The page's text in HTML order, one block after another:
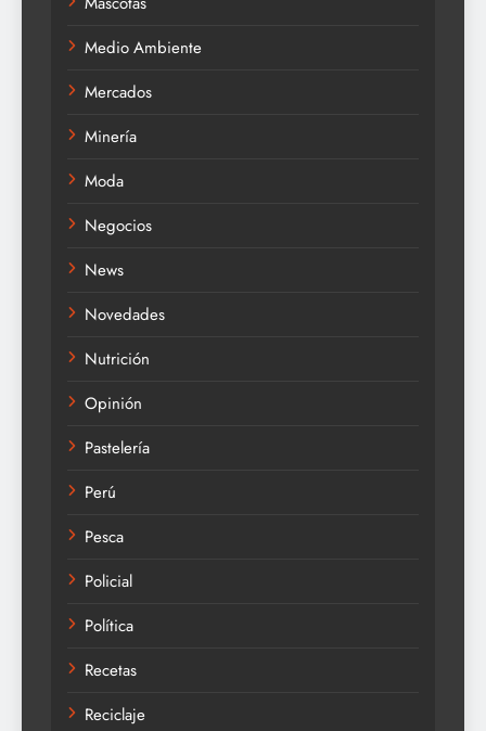
Medio Ambiente
Mercados
Minería
Moda
Negocios
News
Novedades
Nutrición
Opinión
Pastelería
Perú
Pesca
Policial
Política
Recetas
Reciclaje